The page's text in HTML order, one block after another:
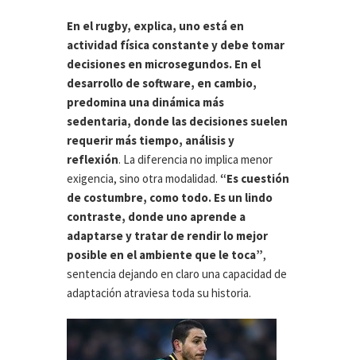
En el rugby, explica, uno está en
actividad física constante y debe tomar
decisiones en microsegundos. En el
desarrollo de software, en cambio,
predomina una dinámica más
sedentaria, donde las decisiones suelen
requerir más tiempo, análisis y
reflexión. La diferencia no implica menor
exigencia, sino otra modalidad. “Es cuestión
de costumbre, como todo. Es un lindo
contraste, donde uno aprende a
adaptarse y tratar de rendir lo mejor
posible en el ambiente que le toca”,
sentencia dejando en claro una capacidad de
adaptación atraviesa toda su historia.